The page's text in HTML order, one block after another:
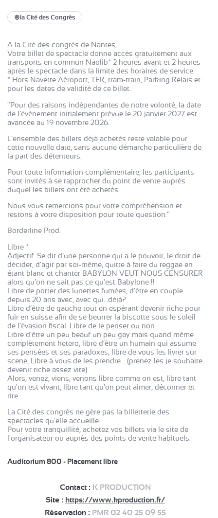
la Cité des Congrès
A la Cité des congrès de Nantes,
Votre billet de spectacle donne accès gratuitement aux
transports en commun Naolib* 2 heures avant et 2 heures
après le spectacle dans la limite des horaires de service.
* Hors Navette Aéroport, TER, tram-train, Parking Relais et
pour les dates de validité de ce billet.
"Pour des raisons indépendantes de notre volonté, la date
de l’événement initialement prévue le 20 janvier 2027 est
avancée au 19 novembre 2026.
L’ensemble des billets déjà achetés reste valable pour
cette nouvelle date, sans aucune démarche particulière de
la part des détenteurs.
Pour toute information complémentaire, les participants
sont invités à se rapprocher du point de vente auprès
duquel les billets ont été achetés.
Nous vous remercions pour votre compréhension et
restons à votre disposition pour toute question."
Borderline Prod.
Libre *
Adjectif. Se dit d’une personne qui a le pouvoir, le droit de
décider, d’agir par soi-même, quitte à faire du reggae en
étant blanc et chanter BABYLON VEUT NOUS CENSURER
alors qu’on ne sait pas ce qu’est Babylone !!
Libre de porter des lunettes fumées, d'être en couple
depuis 20 ans avec, avec qui…déjà?
Libre d’être de gauche tout en espérant devenir riche pour
fuir en suisse afin de se beurrer la biscotte sous le soleil
de l’évasion fiscal. Libre de le penser ou non.
Libre d’être un peu beauf un peu gay mais quand même
complètement hetero, libre d’être un humain qui assume
ses pensées et ses paradoxes, libre de vous les livrer sur
scene, Libre à vous de les prendre… (prenez les je souhaite
devenir riche assez vite)
Alors, venez, viens, venons libre comme on est, libre tant
qu'on est vivant, libre tant qu'on peut aimer, déconner et
rire.
La Cité des congrès ne gère pas la billetterie des
spectacles qu'elle accueille.
Pour votre tranquillité, achetez vos billets via le site de
l'organisateur ou auprès des points de vente habituels.
Auditorium 800 - Placement libre
Contact : K PRODUCTION
Site : https://www.kproduction.fr/
Réservation : PMR 02 40 25 09 55